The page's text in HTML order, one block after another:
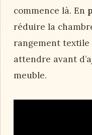
commence là. En
réduire la
rangement textile
attendre avant
meuble.